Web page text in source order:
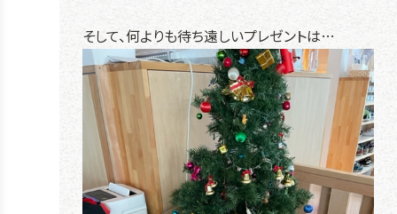
そして、何よりも待ち遠しいプレゼントは…